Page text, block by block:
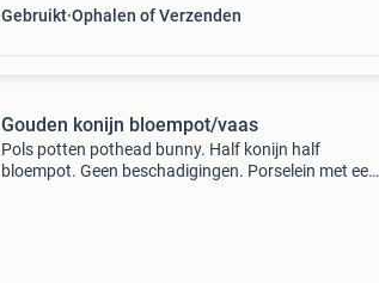
Gebruikt Ophalen of Verzenden
Gouden konijn bloempot/vaas
Pols potten pothead bunny. Half konijn half
bloempot. Geen beschadigingen. Porselein met een